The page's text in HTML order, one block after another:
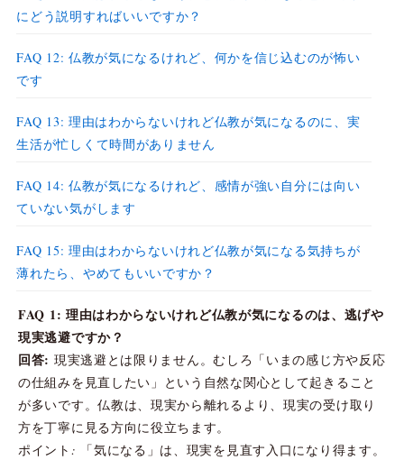
にどう説明すればいいですか？
FAQ 12: 仏教が気になるけれど、何かを信じ込むのが怖い
です
FAQ 13: 理由はわからないけれど仏教が気になるのに、実
生活が忙しくて時間がありません
FAQ 14: 仏教が気になるけれど、感情が強い自分には向い
ていない気がします
FAQ 15: 理由はわからないけれど仏教が気になる気持ちが
薄れたら、やめてもいいですか？
FAQ 1: 理由はわからないけれど仏教が気になるのは、逃げや
現実逃避ですか？
回答: 現実逃避とは限りません。むしろ「いまの感じ方や反応
の仕組みを見直したい」という自然な関心として起きること
が多いです。仏教は、現実から離れるより、現実の受け取り
方を丁寧に見る方向に役立ちます。
ポイント: 「気になる」は、現実を見直す入口になり得ます。